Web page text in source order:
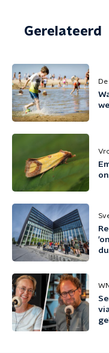
Gerelateerd